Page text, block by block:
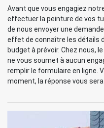
Avant que vous engagiez
effectuer la peinture de vos
de nous envoyer une
effet de connaître les détails
budget à prévoir. Chez nous,
ne vous soumet à aucun
remplir le formulaire en ligne.
moment, la réponse vous